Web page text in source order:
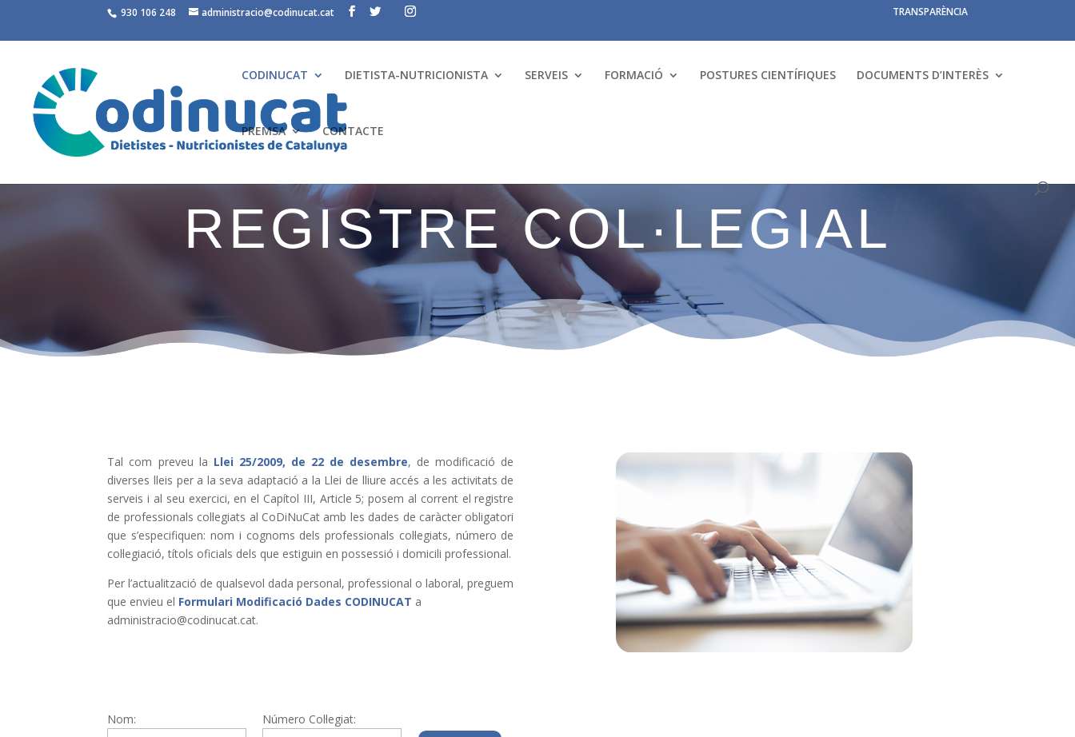
930 106 248 administracio@codinucat.cat TRANSPARÈNCIA
CODINUCAT DIETISTA-NUTRICIONISTA SERVEIS FORMACIÓ POSTURES CIENTÍFIQUES DOCUMENTS D’INTERÈS
PREMSA CONTACTE
REGISTRE COL·LEGIAL
Tal com preveu la Llei 25/2009, de 22 de desembre, de modificació de
diverses lleis per a la seva adaptació a la Llei de lliure accés a les activitats de
serveis i al seu exercici, en el Capítol III, Article 5; posem al corrent el registre
de professionals col·legiats al CoDiNuCat amb les dades de caràcter obligatori
que s’especifiquen: nom i cognoms dels professionals col·legiats, número de
col·legiació, títols oficials dels que estiguin en possessió i domicili professional.
Per l’actualització de qualsevol dada personal, professional o laboral, preguem
que envieu el Formulari Modificació Dades CODINUCAT a
administracio@codinucat.cat.
Nom: Número Col·legiat: